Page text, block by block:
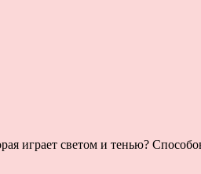
играет светом и тенью?